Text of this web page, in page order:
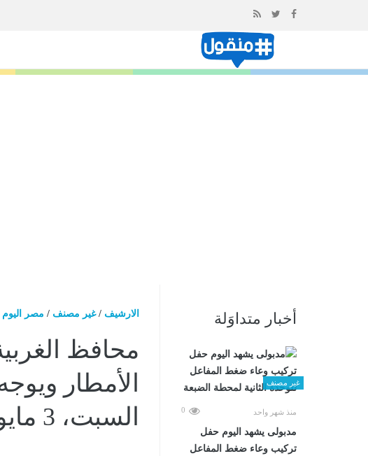
المحتوى
أخبار متداوَلة
غير مصنف
منذ شهر واحد 0
مدبولى يشهد اليوم حفل
تركيب وعاء ضغط المفاعل
الارشيف /غير مصنف / مصر اليوم
محافظ
الأمطار
السبت، 3 مايو 2025 05:38 مـ